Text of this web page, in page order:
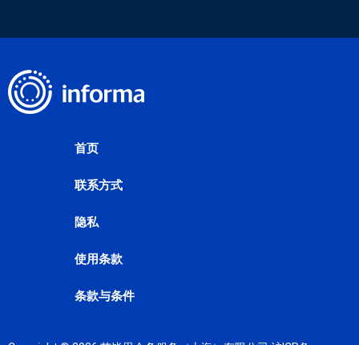
首页
联系方式
隐私
使用条款
条款与条件